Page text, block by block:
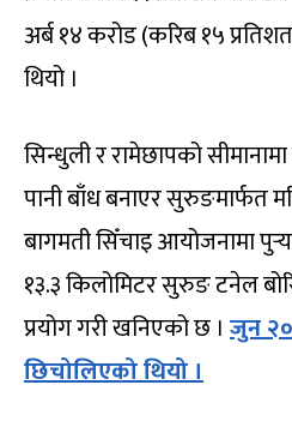
अर्ब १४ करोड (करिब १५
थियो ।
सिन्धुली र रामेछापको
पानी बाँध बनाएर सुरुङमार्फत
बागमती सिँचाइ आयोजनामा
१३.३ किलोमिटर सुरुङ टनेल
प्रयोग गरी खनिएको छ । जुन
छिचोलिएको थियो ।